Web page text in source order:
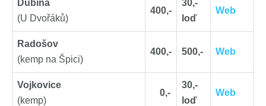
Dubina
(U Dvořáků)
400,-
30,-
loď
Web
Radošov
(kemp na Špici)
400,- 500,- Web
Vojkovice
(kemp)
0,-
30,-
loď
Web